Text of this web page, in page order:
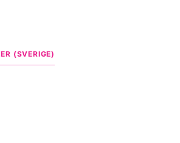
(SVERIGE)